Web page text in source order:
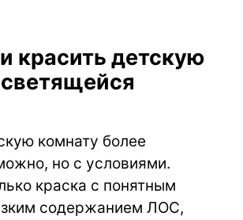
красить детскую
комнату более
но с условиями.
краска с понятным
содержанием ЛОС,